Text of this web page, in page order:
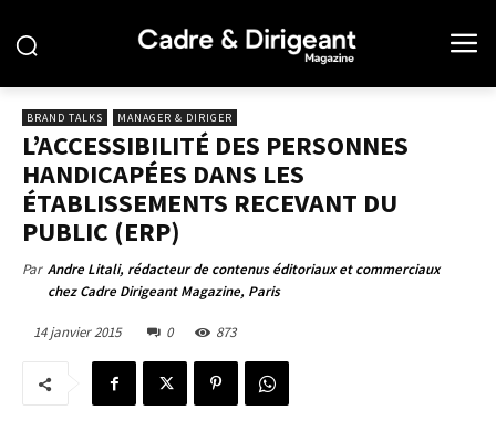
BRAND TALKS MANAGER & DIRIGER
L’ACCESSIBILITÉ DES PERSONNES
HANDICAPÉES DANS LES
ÉTABLISSEMENTS RECEVANT DU
PUBLIC (ERP)
Par Andre Litali, rédacteur de contenus éditoriaux et commerciaux
chez Cadre Dirigeant Magazine, Paris
14 janvier 2015 0 873